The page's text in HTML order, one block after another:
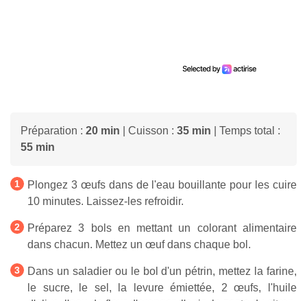
Préparation : 20 min | Cuisson : 35 min | Temps total :
55 min
Plongez 3 œufs dans de l'eau bouillante pour les cuire
10 minutes. Laissez-les refroidir.
Préparez 3 bols en mettant un colorant alimentaire
dans chacun. Mettez un œuf dans chaque bol.
Dans un saladier ou le bol d'un pétrin, mettez la farine,
le sucre, le sel, la levure émiettée, 2 œufs, l'huile